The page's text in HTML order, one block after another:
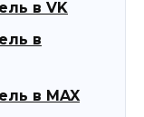
в VK
в
в MAX